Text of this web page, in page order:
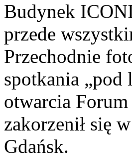
Budynek
przede
Przechodnie
spotkania
otwarcia
zakorzenił się
Gdańsk.